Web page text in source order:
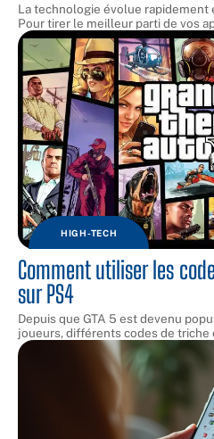
La technologie évolue
Pour tirer le meilleur parti de vos
HIGH-TECH
Comment utiliser les
sur PS4
Depuis que GTA 5 est devenu
joueurs, différents codes de triche